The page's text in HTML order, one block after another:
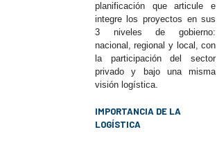
planificación que articule e
integre los proyectos en sus
3 niveles de gobierno:
nacional, regional y local, con
la participación del sector
privado y bajo una misma
visión logística.
IMPORTANCIA DE LA
LOGÍSTICA